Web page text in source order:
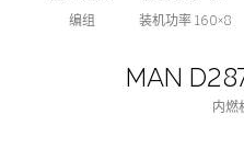
编组
装机功率 160×8
MAN
内燃